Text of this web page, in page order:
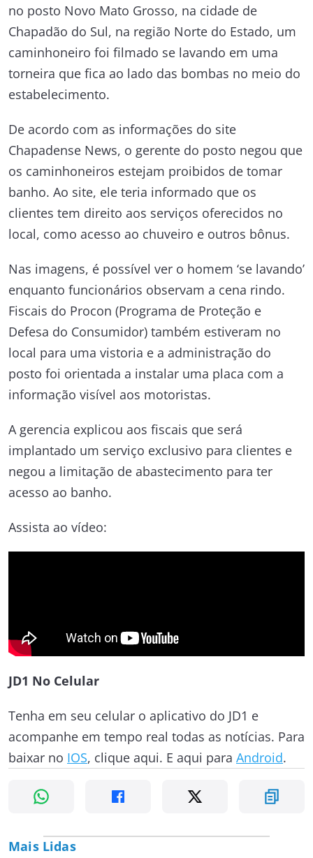
no posto Novo Mato Grosso, na cidade de
Chapadão do Sul, na região Norte do Estado, um
caminhoneiro foi filmado se lavando em uma
torneira que fica ao lado das bombas no meio do
estabelecimento.
De acordo com as informações do site
Chapadense News, o gerente do posto negou que
os caminhoneiros estejam proibidos de tomar
banho. Ao site, ele teria informado que os
clientes tem direito aos serviços oferecidos no
local, como acesso ao chuveiro e outros bônus.
Nas imagens, é possível ver o homem ‘se lavando’
enquanto funcionários observam a cena rindo.
Fiscais do Procon (Programa de Proteção e
Defesa do Consumidor) também estiveram no
local para uma vistoria e a administração do
posto foi orientada a instalar uma placa com a
informação visível aos motoristas.
A gerencia explicou aos fiscais que será
implantado um serviço exclusivo para clientes e
negou a limitação de abastecimento para ter
acesso ao banho.
Assista ao vídeo:
JD1 No Celular
Tenha em seu celular o aplicativo do JD1 e
acompanhe em tempo real todas as notícias. Para
baixar no IOS, clique aqui. E aqui para Android.
Mais Lidas